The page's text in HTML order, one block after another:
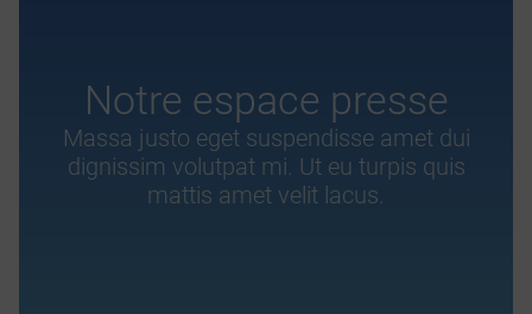
Notre espace presse
Massa justo eget suspendisse amet dui
dignissim volutpat mi. Ut eu turpis quis
mattis amet velit lacus.